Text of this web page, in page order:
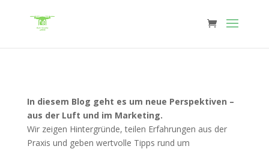
In diesem Blog geht es um neue Perspektiven –
aus der Luft und im Marketing.
Wir zeigen Hintergründe, teilen Erfahrungen aus der
Praxis und geben wertvolle Tipps rund um